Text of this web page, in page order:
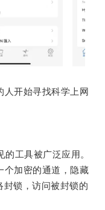
开始寻找科学上网
工具被广泛应用。
加密的通道，隐藏
封锁，访问被封锁的